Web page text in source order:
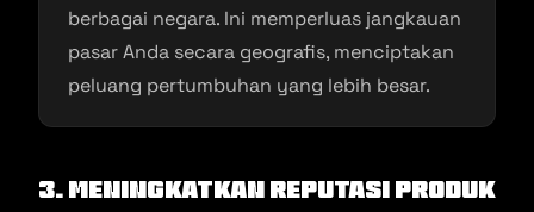
berbagai negara. Ini memperluas jangkauan
pasar Anda secara geografis, menciptakan
peluang pertumbuhan yang lebih besar.
3. Meningkatkan Reputasi Produk